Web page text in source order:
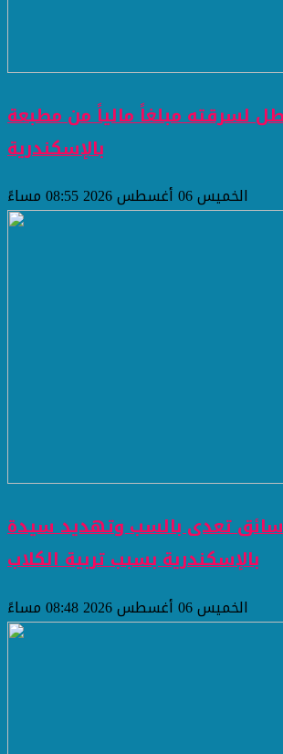
لسرقته مبلغاً مالياً من مطبعة
بالإسكندرية
الخميس 06 أغسطس 2026 08:55 مساءً
تعدى بالسب وتهديد سيدة
بالإسكندرية بسبب تربية الكلاب
الخميس 06 أغسطس 2026 08:48 مساءً